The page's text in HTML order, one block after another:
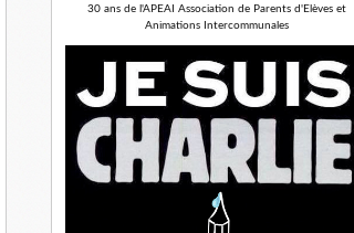
30 ans de l'APEAI Association de Parents d'Elèves et
Animations Intercommunales